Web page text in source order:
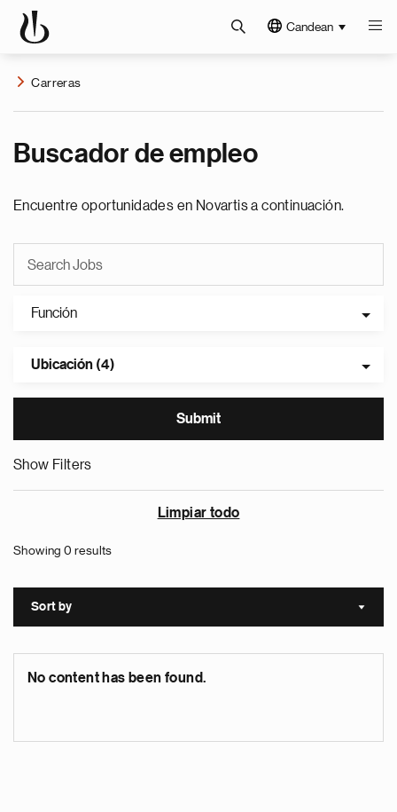
Candean
Carreras
Buscador de empleo
Encuentre oportunidades en Novartis a continuación.
Función
Ubicación (4)
Show Filters
Limpiar todo
Showing 0 results
Sort by Sort
No content has been found.